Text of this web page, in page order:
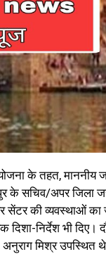
के तहत, माननीय
सचिव/अपर जिला जज
की व्यवस्थाओं का
निर्देश भी दिए।
अनुराग मिश्र उपस्थित